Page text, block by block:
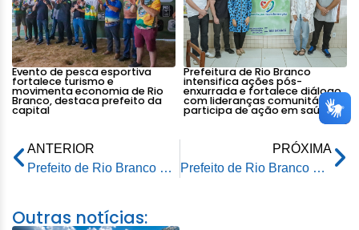
Evento de pesca esportiva
fortalece turismo e
movimenta economia de Rio
Branco, destaca prefeito da
capital
Prefeitura de Rio Branco
intensifica ações pós-
enxurrada e fortalece diálogo
com lideranças comunitárias e
participa de ação em saúde
ANTERIOR
Prefeito de Rio Branco é eleito presidente do Consórcio Intermunicipal de Resíduos Sólidos do Acre
PRÓXIMA
Prefeito de Rio Branco e senador visitam bairro Ayrton Senna e conversam sobre o pós-enchente
Outras notícias: